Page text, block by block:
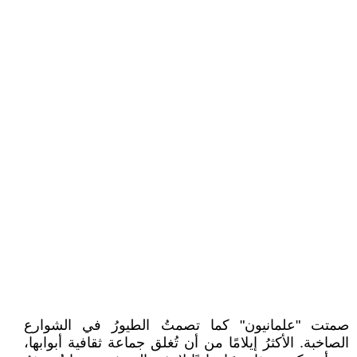
صمتت "علمانيون" كما تصمتُ الطيورُ في الشوارع
الصاخبة. الأكثرُ إيلامًا من أن تُغلق جماعة ثقافية أبوابها،